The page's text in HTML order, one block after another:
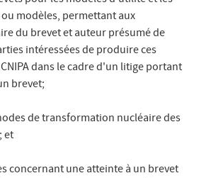
modèles, permettant aux
du brevet et auteur présumé de
intéressées de produire ces
dans le cadre d'un litige portant
brevet;
de transformation nucléaire des
et
concernant une atteinte à un brevet